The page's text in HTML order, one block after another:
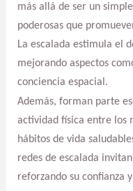
más allá de ser un
poderosas que
La escalada estimula el
mejorando aspectos
conciencia espacial.
Además, forman parte
actividad física entre los
hábitos de vida
redes de escalada
reforzando su confianza